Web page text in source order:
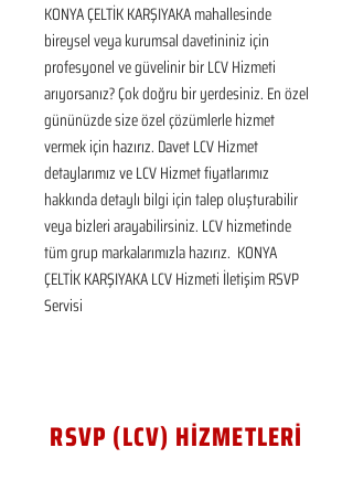
KONYA ÇELTİK KARŞIYAKA mahallesinde
bireysel veya kurumsal davetininiz için
profesyonel ve güvelinir bir LCV Hizmeti
arıyorsanız? Çok doğru bir yerdesiniz. En özel
gününüzde size özel çözümlerle hizmet
vermek için hazırız. Davet LCV Hizmet
detaylarımız ve LCV Hizmet fiyatlarımız
hakkında detaylı bilgi için talep oluşturabilir
veya bizleri arayabilirsiniz. LCV hizmetinde
tüm grup markalarımızla hazırız.  KONYA
ÇELTİK KARŞIYAKA LCV Hizmeti İletişim RSVP
Servisi
RSVP (LCV) HİZMETLERİ